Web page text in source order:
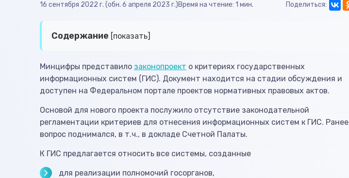
16 сентября 2022 г. (обн. 6 апреля 2023 г.)Время на чтение: 1 мин. Поделиться:
Содержание [показать]
Минцифры представило законопроект о критериях государственных
информационных систем (ГИС). Документ находится на стадии обсуждения и
доступен на Федеральном портале проектов нормативных правовых актов.
Основой для нового проекта послужило отсутствие законодательной
регламентации критериев для отнесения информационных систем к ГИС. Ранее
вопрос поднимался, в т.ч., в докладе Счетной Палаты.
К ГИС предлагается относить все системы, созданные
для реализации полномочий госорганов,